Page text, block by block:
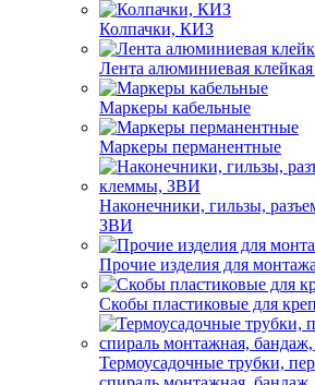
Колпачки, КИЗ
Лента алюминиевая
Маркеры кабельные
Маркеры перманентные
Наконечники, гильзы,
ЗВИ
Прочие изделия для монтажа
Скобы пластиковые для
Термоусадочные трубки,